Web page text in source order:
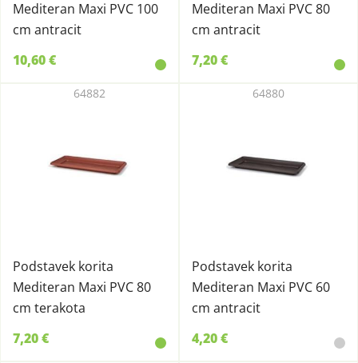
Mediteran Maxi PVC 100
cm antracit
10,60 €
Mediteran Maxi PVC 80
cm antracit
7,20 €
Podstavek korita
Mediteran Maxi PVC 80
cm terakota
64882
7,20 €
Podstavek korita
Mediteran Maxi PVC 60
cm antracit
64880
4,20 €